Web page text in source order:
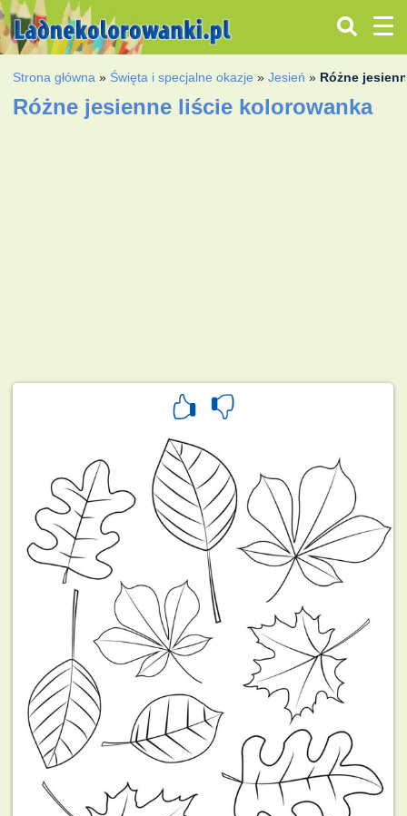
Strona główna » Święta i specjalne okazje »Jesień » Różne
Różne jesienne liście kolorowanka